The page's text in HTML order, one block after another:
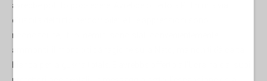
avrebbe potuto possedere. Avrebbe offerto a Putin una via
d’uscita del tutto percorribile: le tue apprensioni sono
riconosciute, i tuoi nemici sono stati convenientemente
ammoniti, il mondo ti dà ragione sulla Nato, ma non ti dà carta